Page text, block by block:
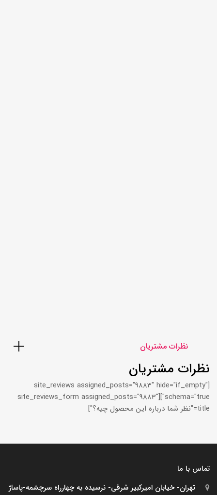
نظرات مشتریان
نظرات مشتریان
[site_reviews assigned_posts="9883" hide="if_empty"
schema="true"][site_reviews_form assigned_posts="9883"
title="نظر شما درباره این محصول چیه؟"]
تماس با ما
تهران- خیابان امیرکبیر شرقی- نرسیده به چهارراه سرچشمه-پاساژ